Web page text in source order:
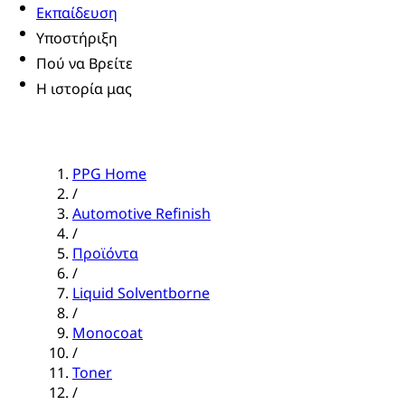
Εκπαίδευση
Υποστήριξη
Πού να Βρείτε
Η ιστορία μας
PPG Home
/
Automotive Refinish
/
Προϊόντα
/
Liquid Solventborne
/
Monocoat
/
Toner
/